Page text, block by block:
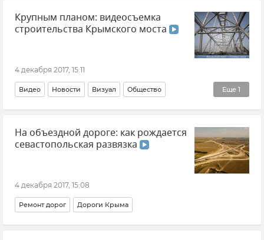
Крупным планом: видеосъемка
строительства Крымского моста
4 декабря 2017, 15:11
Еще 1
Видео Новости Визуал Общество
Строительство моста через Керченский пролив
На объездной дороге: как рождается
севастопольская развязка
4 декабря 2017, 15:08
Ремонт дорог Дороги Крыма